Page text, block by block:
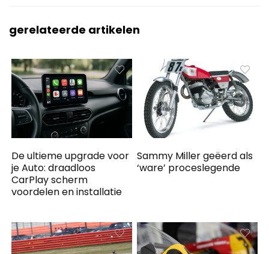
gerelateerde artikelen
De ultieme upgrade voor
je Auto: draadloos
CarPlay scherm
voordelen en installatie
Sammy Miller geëerd als
‘ware’ proceslegende